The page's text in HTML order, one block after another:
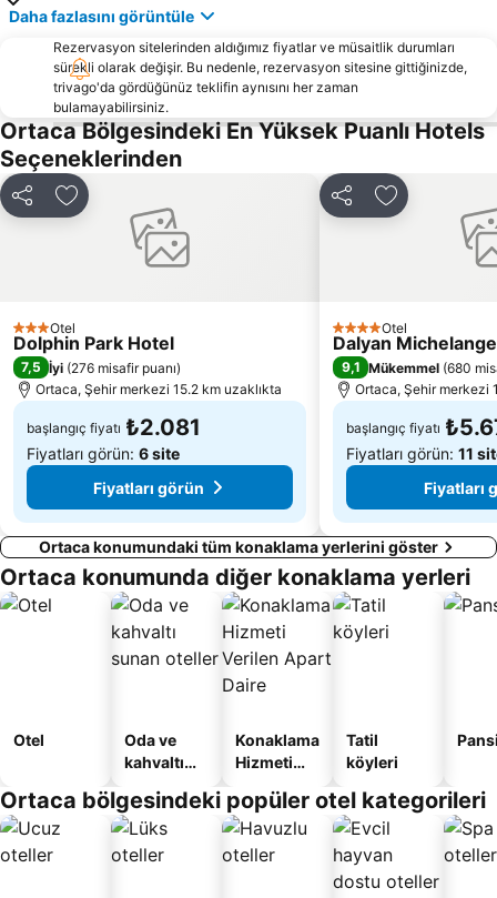
Akyaka Tren Garı
Marmaris Yacht Marina
Marmaris Kalesi
Mersin Limanı
Çiftlik
Göcek Club Marina
Göcek Belediye Marina
Atlantis Su Parkı
Ece Saray Marina
Club Mistral Martı Marina Halk Plajı
Marmaris Otobüs Terminali
Caretta Caretta Dalyan Culture and Tourism Festival
Netsel Marina Marmaris
Tlos
Kapalıçarşı
Skopea Marina
İbrahim Ağa Cami
Daha fazlasını görüntüle
Rezervasyon sitelerinden aldığımız fiyatlar ve müsaitlik durumları
sürekli olarak değişir. Bu nedenle, rezervasyon sitesine gittiğinizde,
trivago'da gördüğünüz teklifin aynısını her zaman
bulamayabilirsiniz.
Ortaca Bölgesindeki En Yüksek Puanlı Hotels
Seçeneklerinden
Paylaş Favorilerime ekle
3 Yıldız
Otel
Dolphin Park Hotel
7,5 İyi (276 misafir puanı)
Ortaca, Şehir merkezi 15.2 km uzaklıkta
başlangıç fiyatı ₺2.081
Fiyatları görün: 6 site
Fiyatları görün
Paylaş Favorilerime
4 YıldızOtel
Dalyan
9,1 Mükemmel (680
Ortaca, Şehir merkezi
başlangıç fiyatı
Fiyatları görün: 11
Fiyatları
Ortaca konumundaki tüm konaklama yerlerini göster
Ortaca konumunda diğer konaklama yerleri
Otel
Oda ve
kahvaltı
oteller
Konaklama
Hizmeti
Apart
Daire
Tatil
köyleri
Ortaca bölgesindeki popüler otel kategorileri